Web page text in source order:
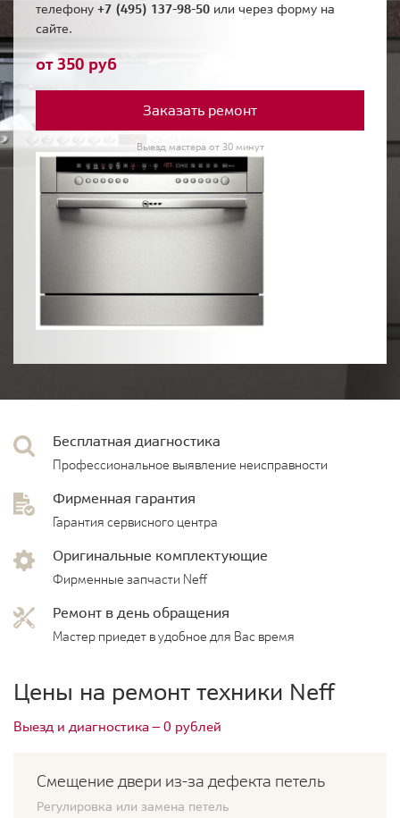
телефону +7 (495) 137-98-50 или через форму на
сайте.
от 350 руб
Заказать ремонт
Выезд мастера от 30 минут
Бесплатная диагностика
Профессиональное выявление неисправности
Фирменная гарантия
Гарантия сервисного центра
Оригинальные комплектующие
Фирменные запчасти Neff
Ремонт в день обращения
Мастер приедет в удобное для Вас время
Цены на ремонт техники Neff
Выезд и диагностика — 0 рублей
Смещение двери из-за дефекта петель
Регулировка или замена петель